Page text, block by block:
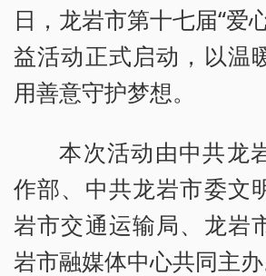
日，龙岩市第十七届“爱
益活动正式启动，以温
用善意守护梦想。
本次活动由中共龙
作部、中共龙岩市委文
岩市交通运输局、龙岩
岩市融媒体中心共同主办